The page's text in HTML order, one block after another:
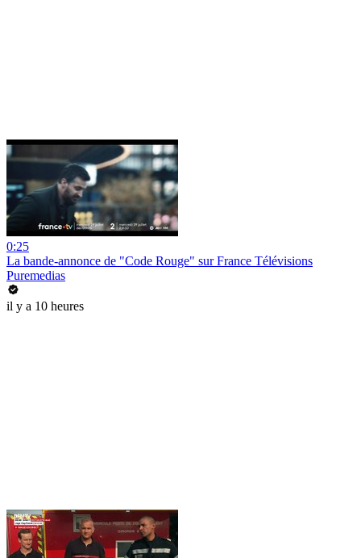
0:25
La bande-annonce de "Code Rouge" sur France Télévisions
Puremedias
il y a 10 heures